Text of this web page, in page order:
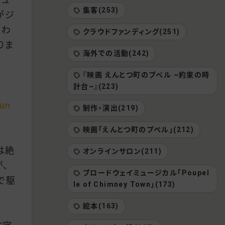
ジ
ま
絶
駆
集客(253)
クラウドファンディング(251)
海外での活動(242)
『映画 えんとつ町のプペル ~約束の時
計台~』(223)
制作・演出(219)
映画「えんとつ町のプぺル」(212)
オンラインサロン(211)
ブロードウェイミュージカル「Poupel
le of Chimney Town」(173)
絵本(163)